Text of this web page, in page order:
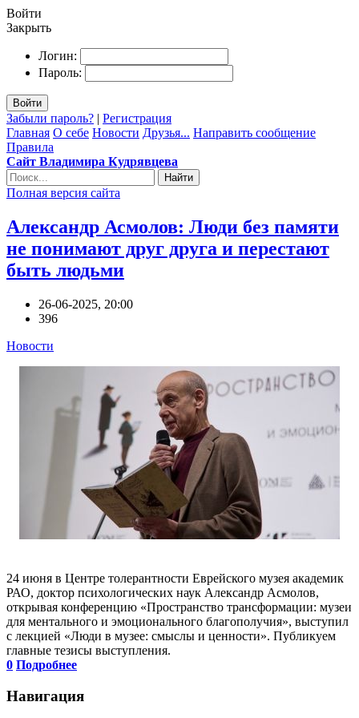
Войти
Закрыть
Логин:
Пароль:
Войти
Забыли пароль? | Регистрация
Главная О себе Новости Друзья... Направить сообщение
Правила
Сайт Владимира Кудрявцева
Найти
Полная версия сайта
Александр Асмолов: Люди без памяти
не понимают друг друга и перестают
быть людьми
26-06-2025, 20:00
396
Новости
24 июня в Центре толерантности Еврейского музея академик
РАО, доктор психологических наук Александр Асмолов,
открывая конференцию «Пространство трансформации: музеи
для ментального и эмоционального благополучия», выступил
с лекцией «Люди в музее: смыслы и ценности». Публикуем
главные тезисы выступления.
0 Подробнее
Навигация